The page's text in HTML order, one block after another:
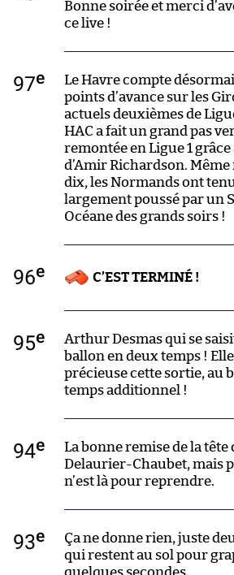
Bonne soirée et merci
ce live !
97e
Le Havre compte
points d’avance sur les
actuels deuxièmes de
HAC a fait un grand pas
remontée en Ligue 1
d’Amir Richardson. Même
dix, les Normands ont
largement poussé par un
Océane des grands soirs !
96e C’EST TERMINÉ !
95e
Arthur Desmas qui se
ballon en deux temps !
précieuse cette sortie, au
temps additionnel !
94e
La bonne remise de la tête
Delaurier-Chaubet, mais
n’est là pour reprendre.
93e
Ça ne donne rien, juste
qui restent au sol pour
quelques secondes.